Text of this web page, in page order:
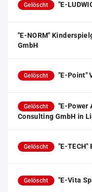
Gelöscht "E-
"E-NORM"
GmbH
Gelöscht "E-Point"
Gelöscht
"E-Power
Consulting GmbH in
Gelöscht "E-TECH"
Gelöscht "E-Vita